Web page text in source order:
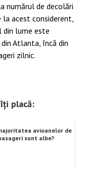
numărul de decolări
acest considerent,
din lume este
Atlanta, încă din
zilnic.
placă:
avioanelor de
sunt albe?